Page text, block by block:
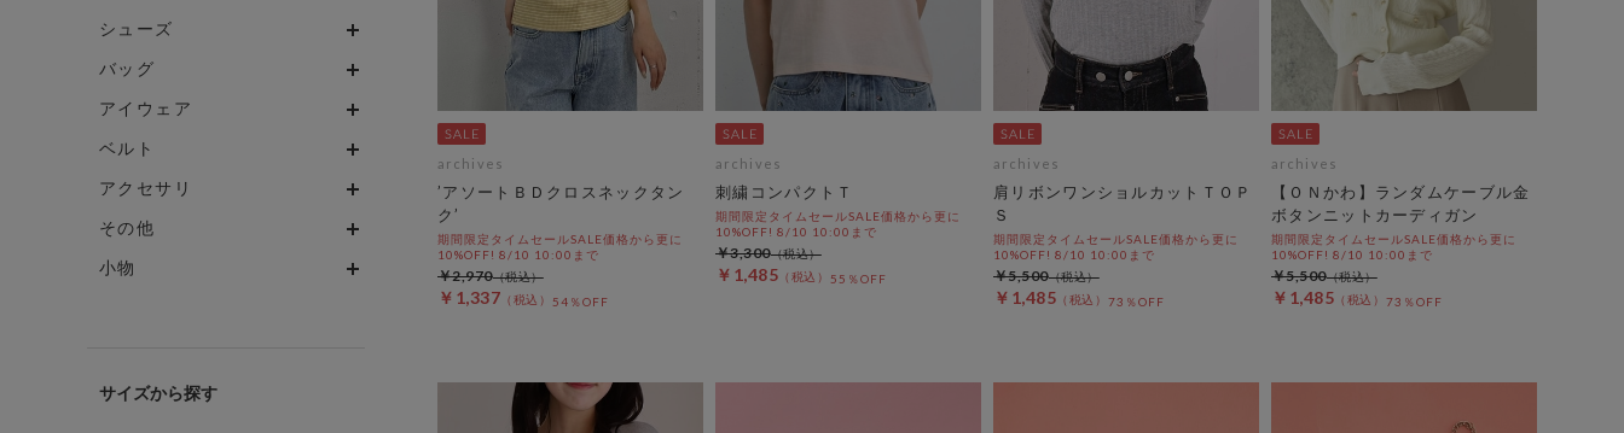
シューズ
バッグ
アイウェア
ベルト
アクセサリ
その他
小物
サイズ
archives
’アソートＢＤクロスネックタン
ク’
期間限定タイムセールSALE価格から更に
10%OFF! 8/10 10:00まで
￥1,337 54％OFF
￥2,970
archives
刺繍コンパクトＴ
期間限定タイムセールSALE価格から更に
10%OFF! 8/10 10:00まで
￥1,485 55％OFF
￥3,300
archives
肩リボンワンショルカットＴＯＰ
Ｓ
期間限定タイムセールSALE価格から更に
10%OFF! 8/10 10:00まで
￥1,485 73％OFF
￥5,500
archives
【ＯＮかわ】ランダムケーブル金
ボタンニットカーディガン
期間限定タイムセールSALE価格から更に
10%OFF! 8/10 10:00まで
￥1,485 73％OFF
￥5,500